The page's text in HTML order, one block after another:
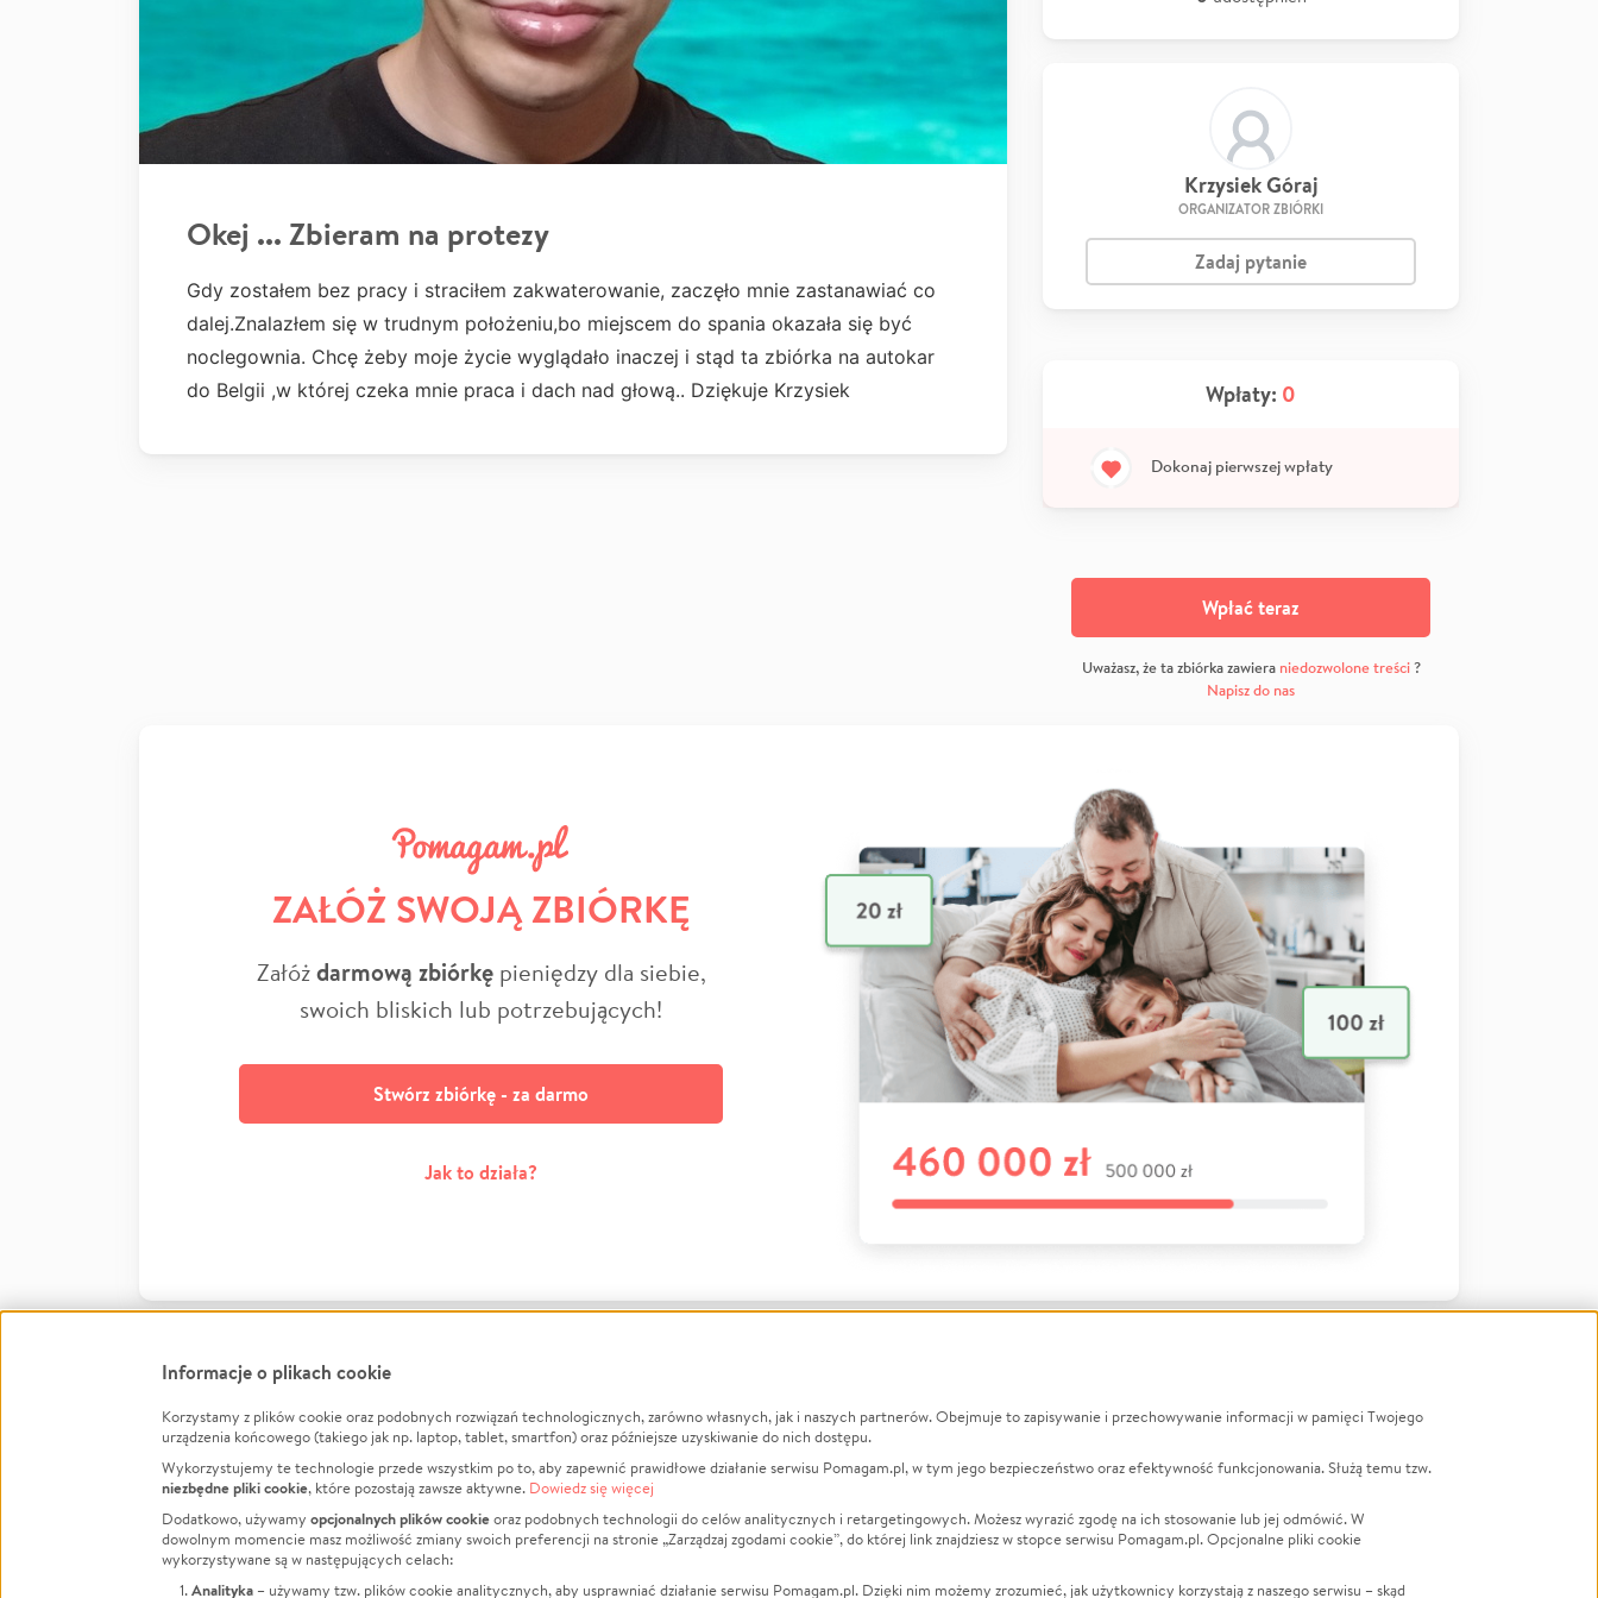
Okej ... Zbieram na protezy
Gdy zostałem bez pracy i straciłem zakwaterowanie, zaczęło mnie zastanawiać co
dalej.Znalazłem się w trudnym położeniu,bo miejscem do spania okazała się być
noclegownia. Chcę żeby moje życie wyglądało inaczej i stąd ta zbiórka na autokar
do Belgii ,w której czeka mnie praca i dach nad głową.. Dziękuje Krzysiek
Krzysiek Góraj
ORGANIZATOR ZBIÓRKI
Zadaj pytanie
Wpłaty: 0
Dokonaj pierwszej wpłaty
Wpłać teraz
Uważasz, że ta zbiórka zawiera niedozwolone treści?
Napisz do nas
ZAŁÓŻ SWOJĄ ZBIÓRKĘ
Załóżdarmową zbiórkępieniędzy dla siebie,
swoich bliskich lub potrzebujących!
Stwórz zbiórkę - za darmo
Jak to działa?
FacebookTwitter Instagram
LinkedInTikTok Youtube
Informacje
Jak to działa?
Regulamin
Polityka Prywatności
O nas
Opinie
Raporty
Za darmo
Zbieraj na
Leczenie
Zwierzęta
Pożar
LGBTQ+
Powódź
Wichura
Informacje o plikach cookie
Korzystamy z plików cookie oraz podobnych rozwiązań technologicznych, zarówno własnych, jak i naszych partnerów. Obejmuje to zapisywanie i przechowywanie informacji w pamięci Twojego
urządzenia końcowego (takiego jak np. laptop, tablet, smartfon) oraz późniejsze uzyskiwanie do nich dostępu.
Wykorzystujemy te technologie przede wszystkim po to, aby zapewnić prawidłowe działanie serwisu Pomagam.pl, w tym jego bezpieczeństwo oraz efektywność funkcjonowania. Służą temu tzw.
niezbędne pliki cookie, które pozostają zawsze aktywne. Dowiedz się więcej
Dodatkowo, używamy opcjonalnych plików cookieoraz podobnych technologii do celów analitycznych i retargetingowych. Możesz wyrazić zgodę na ich stosowanie lub jej odmówić. W
dowolnym momencie masz możliwość zmiany swoich preferencji na stronie „Zarządzaj zgodami cookie”, do której link znajdziesz w stopce serwisu Pomagam.pl. Opcjonalne pliki cookie
wykorzystywane są w następujących celach:
Analityka – używamy tzw. plików cookie analitycznych, aby usprawniać działanie serwisu Pomagam.pl. Dzięki nim możemy zrozumieć, jak użytkownicy korzystają z naszego serwisu – skąd